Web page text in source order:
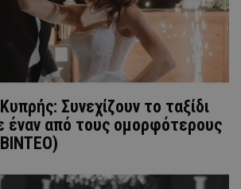
Συνεχίζουν το ταξίδι
έναν από τους ομορφότερους